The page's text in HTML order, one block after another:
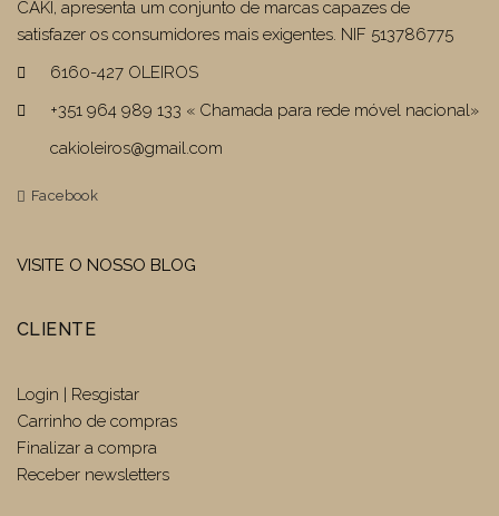
CAKI, apresenta um conjunto de marcas capazes de
satisfazer os consumidores mais exigentes. NIF 513786775
6160-427 OLEIROS
+351 964 989 133 « Chamada para rede móvel nacional»
cakioleiros@gmail.com
Facebook
VISITE O NOSSO BLOG
CLIENTE
Login | Resgistar
Carrinho de compras
Finalizar a compra
Receber newsletters